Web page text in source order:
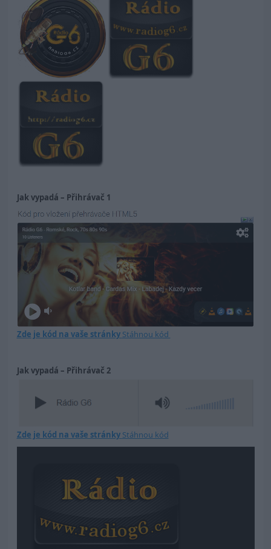
Jak vypadá – Přihrávač 1
Zde je kód na vaše stránky Stáhnou kód
Jak vypadá – Přihrávač 2
Zde je kód na vaše stránky Stáhnou kód